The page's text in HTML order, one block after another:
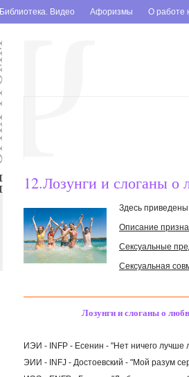
Библиотека. Видео Афоризмы О работе
12.Лозунги и слоганы о
Здесь приведены
Описание
Сексуальные
Сексуальная
Лозунги и слоганы о
ИЭИ - INFP - Есенин - "Нет ничего лучше
ЭИИ - INFJ - Достоевский - "Мой разум